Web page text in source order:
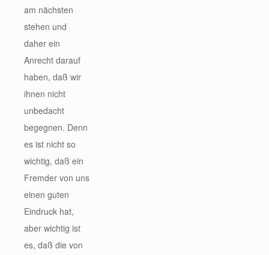
am nächsten
stehen und
daher ein
Anrecht darauf
haben, daß wir
ihnen nicht
unbedacht
begegnen. Denn
es ist nicht so
wichtig, daß ein
Fremder von uns
einen guten
Eindruck hat,
aber wichtig ist
es, daß die von